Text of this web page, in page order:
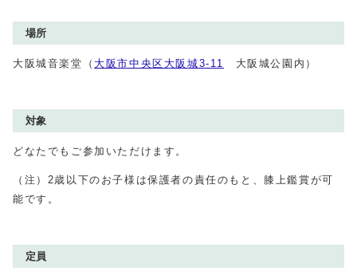
場所
大阪城音楽堂（ 大阪市中央区大阪城3-11 大阪城公園内）
対象
どなたでもご参加いただけます。
（注）2歳以下のお子様は保護者の責任のもと、膝上鑑賞が可
能です。
定員